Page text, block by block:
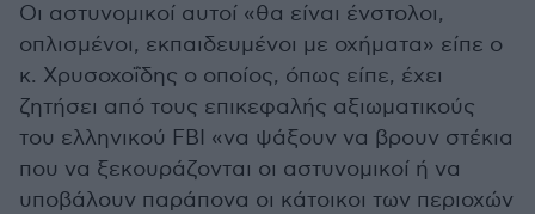
Οι αστυνομικοί αυτοί «θα είναι ένστολοι,
οπλισμένοι, εκπαιδευμένοι με οχήματα» είπε ο
κ. Χρυσοχοΐδης ο οποίος, όπως είπε, έχει
ζητήσει από τους επικεφαλής αξιωματικούς
του ελληνικού FBI «να ψάξουν να βρουν στέκια
που να ξεκουράζονται οι αστυνομικοί ή να
υποβάλουν παράπονα οι κάτοικοι των περιοχών